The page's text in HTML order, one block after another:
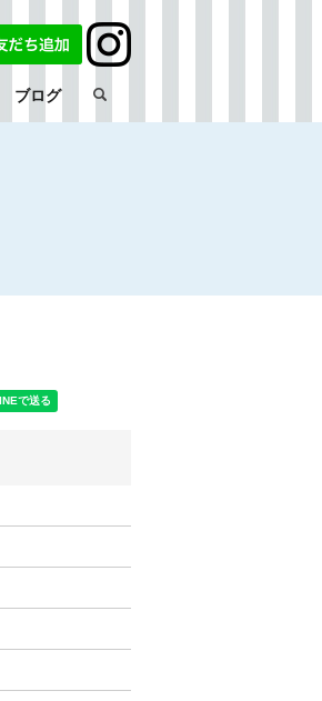
ブログ search